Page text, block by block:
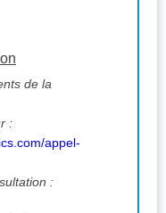
de la
:
appel-
: